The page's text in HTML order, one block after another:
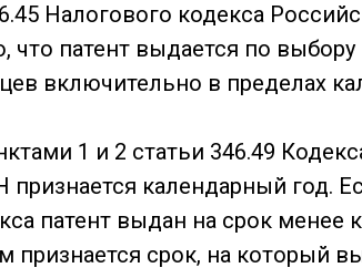
Налогового кодекса
что патент выдается по
включительно в пределах
1 и 2 статьи 346.49
календарный год.
патент выдан на срок менее
признается срок, на который